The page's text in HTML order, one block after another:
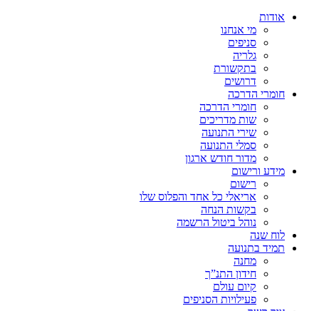
אודות
מי אנחנו
סניפים
גלריה
בתקשורת
דרושים
חומרי הדרכה
חומרי הדרכה
שות מדריכים
שירי התנועה
סמלי התנועה
מדור חודש ארגון
מידע ורישום
רישום
אריאלי כל אחד והפלוס שלו
בקשות הנחה
נוהל ביטול הרשמה
לוח שנה
תמיד בתנועה
מחנה
חידון התנ”ך
קיום עולם
פעילויות הסניפים